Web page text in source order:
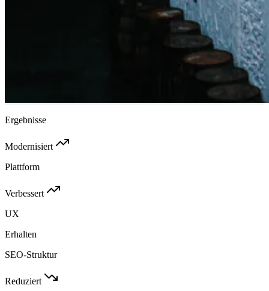
Ergebnisse
Modernisiert
Plattform
Verbessert
UX
Erhalten
SEO-Struktur
Reduziert